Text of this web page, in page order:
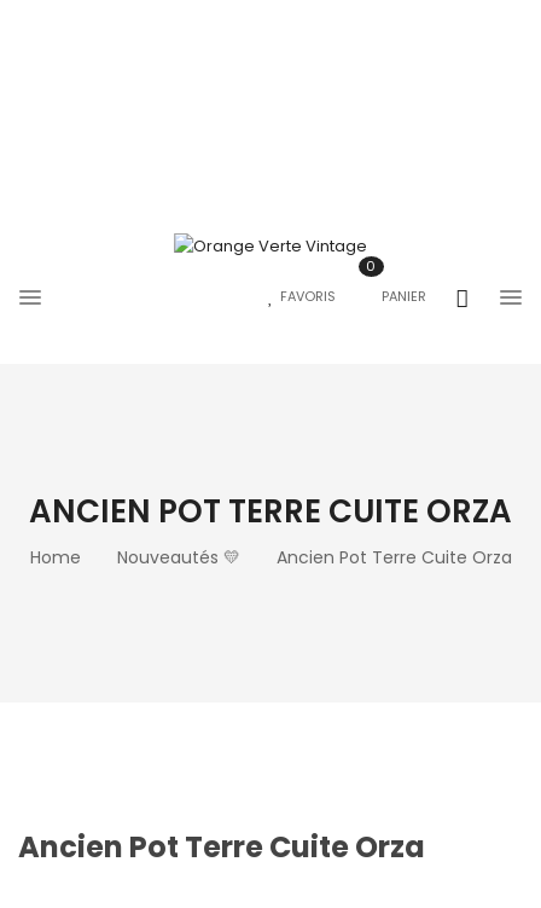
FAVORIS PANIER
0
ANCIEN POT TERRE CUITE ORZA
Home Nouveautés 💛 Ancien Pot Terre Cuite Orza
Ancien Pot Terre Cuite Orza